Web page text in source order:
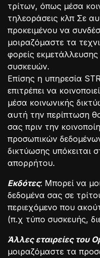
τρίτων, όπως μέσα
τηλεοράσεις κλπ Σε
προκειμένου να
μοιραζόμαστε τα
φορείς
συσκευών.
Επίσης η υπηρεσία
επιτρέπει να
μέσα κοινωνικής
αυτή την περίπτωση
σας πριν την
προσωπικών
δικτύωσης υπόκειται
απορρήτου.
Εκδότες: Μπορεί να
δεδομένα σας σε
περιεχόμενο που
(π.χ τύπο συσκευής,
Άλλες εταιρείες του
μοιραζόμαστε τα